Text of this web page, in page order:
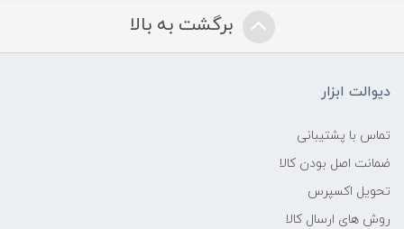
برگشت به بالا
دیوالت ابزار
تماس با پشتیبانی
ضمانت اصل بودن کالا
تحویل اکسپرس
روش های ارسال کالا